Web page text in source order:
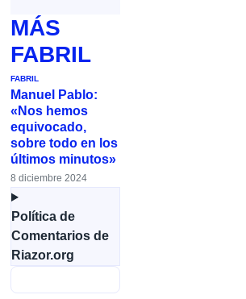
MÁS
FABRIL
FABRIL
Manuel Pablo:
«Nos hemos
equivocado,
sobre todo en los
últimos minutos»
8 diciembre 2024
Política de
Comentarios de
Riazor.org